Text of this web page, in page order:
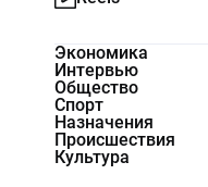
Экономика
Интервью
Общество
Спорт
Назначения
Происшествия
Культура